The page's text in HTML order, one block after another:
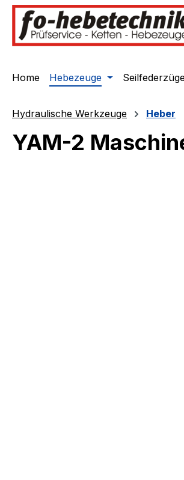
Zur Hauptnavigation
Home Hebezeuge
Hydraulische Werkzeuge Heber
YAM-2